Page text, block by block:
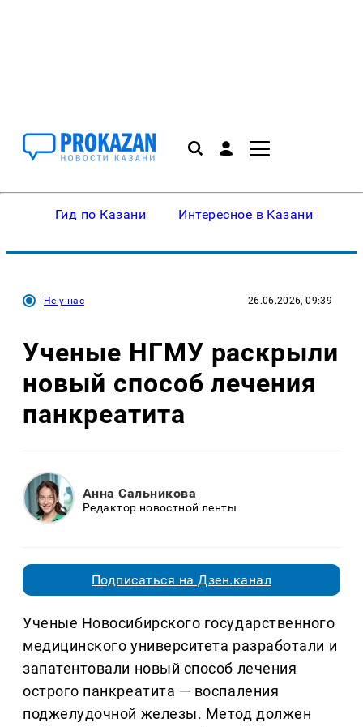
Гид по Казани Интересное в Казани
Не у нас 26.06.2026, 09:39
Ученые НГМУ раскрыли
новый способ лечения
панкреатита
Анна Сальникова
Редактор новостной ленты
Подписаться на Дзен.канал
Ученые Новосибирского государственного
медицинского университета разработали и
запатентовали новый способ лечения
острого панкреатита — воспаления
поджелудочной железы. Метод должен